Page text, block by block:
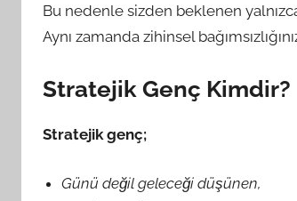
Bu nedenle sizden beklenen
Aynı zamanda zihinsel
Stratejik Genç Kimdir?
Stratejik genç;
Günü değil geleceği düşünen,